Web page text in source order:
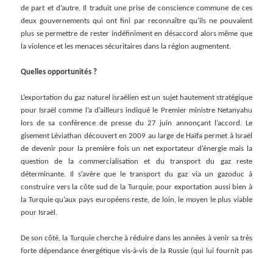
de part et d’autre. Il traduit une prise de conscience commune de ces
deux gouvernements qui ont fini par reconnaître qu’ils ne pouvaient
plus se permettre de rester indéfiniment en désaccord alors même que
la violence et les menaces sécuritaires dans la région augmentent.
Quelles opportunités ?
L’exportation du gaz naturel israélien est un sujet hautement stratégique
pour Israël comme l’a d’ailleurs indiqué le Premier ministre Netanyahu
lors de sa conférence de presse du 27 juin annonçant l’accord. Le
gisement Léviathan découvert en 2009 au large de Haïfa permet à Israël
de devenir pour la première fois un net exportateur d’énergie mais la
question de la commercialisation et du transport du gaz reste
déterminante. Il s’avère que le transport du gaz via un gazoduc à
construire vers la côte sud de la Turquie, pour exportation aussi bien à
la Turquie qu’aux pays européens reste, de loin, le moyen le plus viable
pour Israël.
De son côté, la Turquie cherche à réduire dans les années à venir sa très
forte dépendance énergétique vis-à-vis de la Russie (qui lui fournit pas